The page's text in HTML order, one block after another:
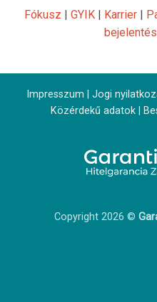
Fókusz GYIK Karrier
bejelentés
Impresszum Jogi
Közérdekű adatok
Copyright 2026 ©